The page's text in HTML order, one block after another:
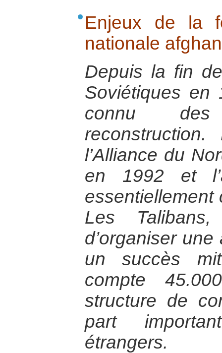
Enjeux de la
nationale
Depuis la fin
Soviétiques en
connu
l’Alliance du
en 1992 et
essentiellement
Les
d’organiser
un succès
compte
structure de
part
étrangers.